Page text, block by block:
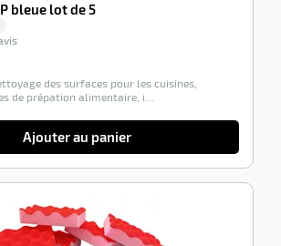
bleue lot de 5
des surfaces pour les cuisines,
de prépation alimentaire, i…
Ajouter au panier